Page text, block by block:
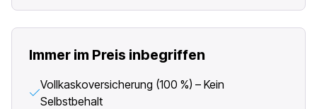
Immer im Preis inbegriffen
Vollkaskoversicherung (100 %) – Kein
Selbstbehalt